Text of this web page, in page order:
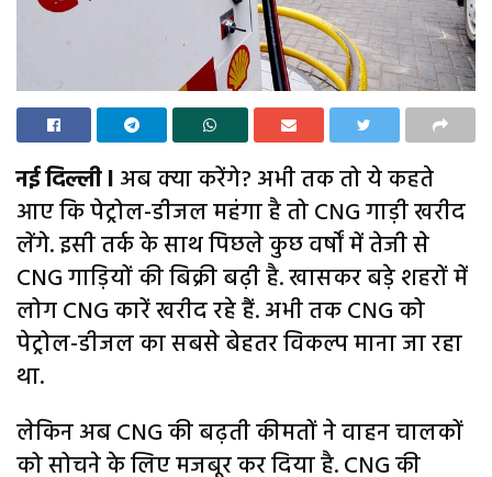
नई दिल्ली l अब क्या करेंगे? अभी तक तो ये कहते
आए कि पेट्रोल-डीजल महंगा है तो CNG गाड़ी खरीद
लेंगे. इसी तर्क के साथ पिछले कुछ वर्षों में तेजी से
CNG गाड़ियों की बिक्री बढ़ी है. खासकर बड़े शहरों में
लोग CNG कारें खरीद रहे हैं. अभी तक CNG को
पेट्रोल-डीजल का सबसे बेहतर विकल्प माना जा रहा
था.
लेकिन अब CNG की बढ़ती कीमतों ने वाहन चालकों
को सोचने के लिए मजबूर कर दिया है. CNG की